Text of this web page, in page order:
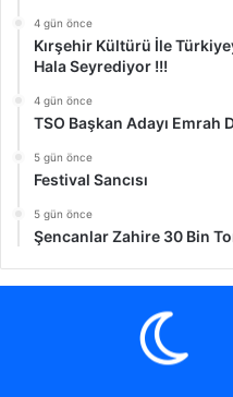
4 gün önce
Kırşehir Kültürü İle
Hala Seyrediyor !!!
4 gün önce
TSO Başkan Adayı Emrah
5 gün önce
Festival Sancısı
5 gün önce
Şencanlar Zahire 30 Bin